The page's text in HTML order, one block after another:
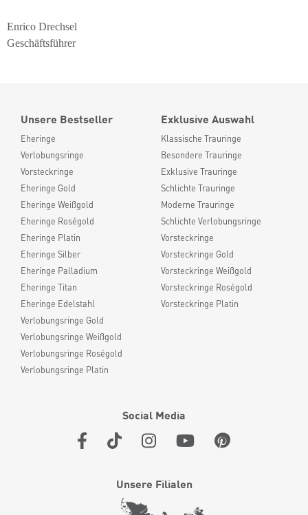
Enrico Drechsel
Geschäftsführer
Unsere Bestseller
Eheringe
Verlobungsringe
Vorsteckringe
Eheringe Gold
Eheringe Weißgold
Eheringe Roségold
Eheringe Platin
Eheringe Silber
Eheringe Palladium
Eheringe Titan
Eheringe Edelstahl
Verlobungsringe Gold
Verlobungsringe Weißgold
Verlobungsringe Roségold
Verlobungsringe Platin
Exklusive Auswahl
Klassische Trauringe
Besondere Trauringe
Exklusive Trauringe
Schlichte Trauringe
Moderne Trauringe
Schlichte Verlobungsringe
Vorsteckringe
Vorsteckringe Gold
Vorsteckringe Weißgold
Vorsteckringe Roségold
Vorsteckringe Platin
Social Media
Unsere Filialen